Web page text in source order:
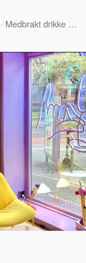
· Medbrakt drikke tillatt